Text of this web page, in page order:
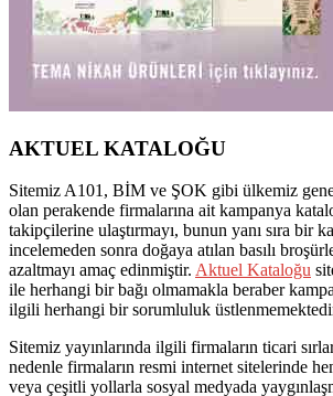
AKTUEL KATALOĞU
Sitemiz A101, BİM ve ŞOK gibi ülkemiz
olan perakende firmalarına ait kampanya
takipçilerine ulaştırmayı, bunun yanı sıra bir
incelemeden sonra doğaya atılan basılı
azaltmayı amaç edinmiştir. Aktuel Kataloğu
ile herhangi bir bağı olmamakla beraber
ilgili herhangi bir sorumluluk
Sitemiz yayınlarında ilgili firmaların ticari
nedenle firmaların resmi internet sitelerinde
veya çeşitli yollarla sosyal medyada